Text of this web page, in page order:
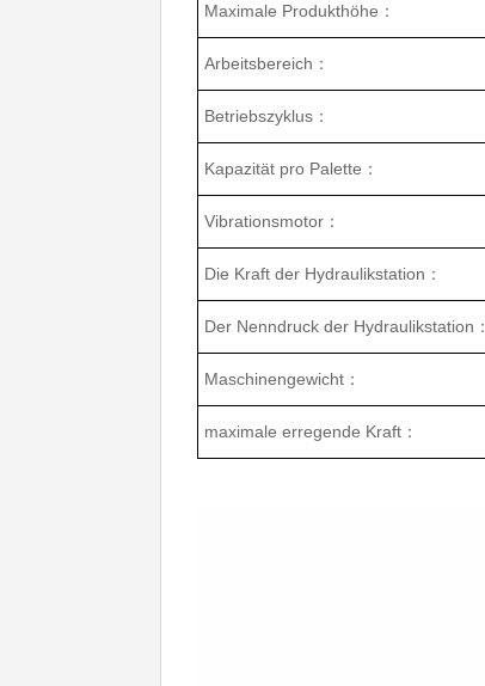
Maximale Produkthöhe：
Arbeitsbereich：
Betriebszyklus：
Kapazität pro Palette：
Vibrationsmotor：
Die Kraft der Hydraulikstation：
Der Nenndruck der Hydraulikstation：
Maschinengewicht：
maximale erregende Kraft：